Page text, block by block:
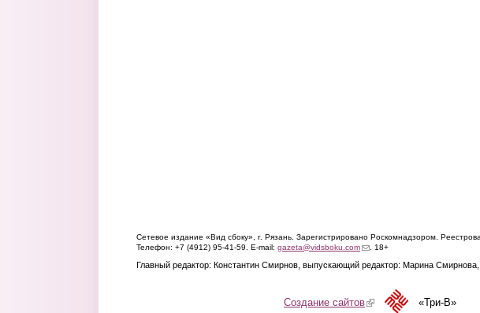
Сетевое издание «Вид сбоку», г. Рязань. Зарегистрировано Роскомнадзором.
Телефон: +7 (4912) 95-41-59. E-mail: gazeta@vidsboku.com(link sends e-mail)
. 18+
Главный редактор: Константин Смирнов, выпускающий редактор: Марина
Создание сайтов(link is external)«Три-В»